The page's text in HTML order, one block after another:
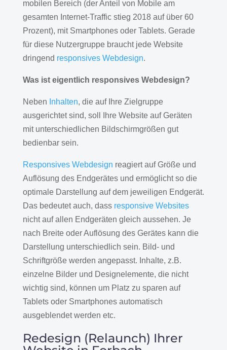
mobilen Bereich (der Anteil von Mobile am
gesamten Internet-Traffic stieg 2018 auf über 60
Prozent), mit Smartphones oder Tablets. Gerade
für diese Nutzergruppe braucht jede Website
dringend responsives Webdesign.
Was ist eigentlich responsives Webdesign?
Neben Inhalten, die auf Ihre Zielgruppe
ausgerichtet sind, soll Ihre Website auf Geräten
mit unterschiedlichen Bildschirmgrößen gut
bedienbar sein.
Responsives Webdesign reagiert auf Größe und
Auflösung des Endgerätes und ermöglicht so die
optimale Darstellung auf dem jeweiligen Endgerät.
Das bedeutet auch, dass responsive Websites
nicht auf allen Endgeräten gleich aussehen. Je
nach Breite oder Auflösung des Gerätes kann die
Darstellung unterschiedlich sein. Bild- und
Schriftgröße werden angepasst. Inhalte, z.B.
einzelne Bilder und Designelemente, die nicht
wichtig sind, können um Platz zu sparen auf
Tablets oder Smartphones automatisch
ausgeblendet werden etc.
Redesign (Relaunch) Ihrer